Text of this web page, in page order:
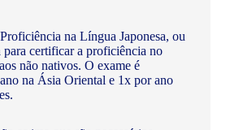
na Língua Japonesa, ou
certificar a proficiência no
não nativos. O exame é
na Ásia Oriental e 1x por ano